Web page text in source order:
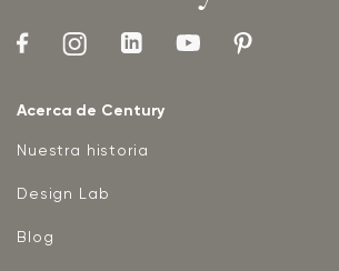
Acerca de Century
Nuestra historia
Design Lab
Blog